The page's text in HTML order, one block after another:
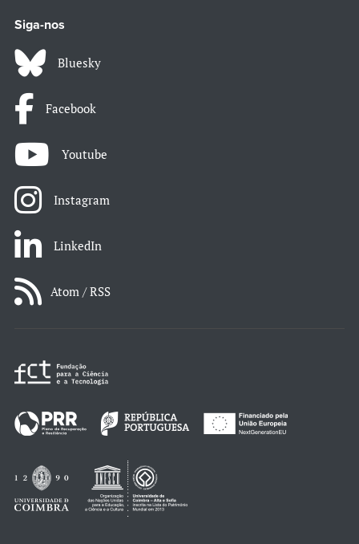
Siga-nos
Bluesky
Facebook
Youtube
Instagram
LinkedIn
Atom / RSS